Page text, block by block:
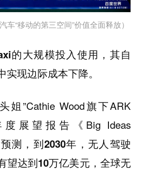
车“移动的第三空间”价值全面释放）
的大规模投入使用，其自
现边际成本下降。
姐”Cathie Wood旗下ARK
度展望报告《Big Ideas
测， 到2030年，无人驾驶
望达到10万亿美元 ，全球无